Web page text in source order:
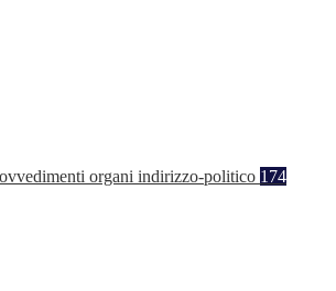
organi indirizzo-politico 174